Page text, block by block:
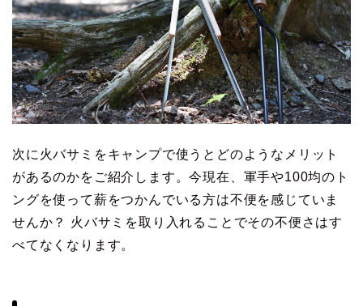
次に火バサミをキャンプで使うとどのようなメリット
があるのかをご紹介します。今現在、軍手や100均のト
ングを使って薪をつかんでいる方は不便を感じていま
せんか？ 火バサミを取り入れることでその不便さはす
べてなくなります。